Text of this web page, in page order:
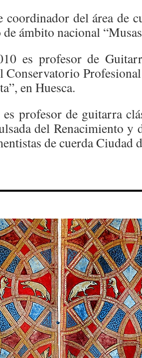
coordinador del área de
ámbito nacional
es profesor de
Conservatorio
en Huesca.
es profesor de guitarra
del Renacimiento y
de cuerda Ciudad